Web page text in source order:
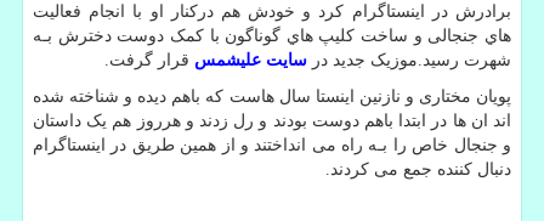
برادرش در اینستاگرام کرد و خودش هم درکنار او با انجام فعالیت
هاي‌ جنجالی و ساخت کلیپ هاي‌ گوناگون با کمک دوست دخترش بـه
شهرت رسید.موزیک جدید در سایت علیشمس قرار گرفت
پویان مختاری و نازنین اینستا سال هاست که باهم دیده و شناخته شده
اند ان ها در ابتدا باهم دوست بودند و رل زدند و هرروز هم یک داستان
و جنجال خاص را بـه راه می انداختند و از همین طریق در اینستاگرام
دنبال کننده جمع می کردند